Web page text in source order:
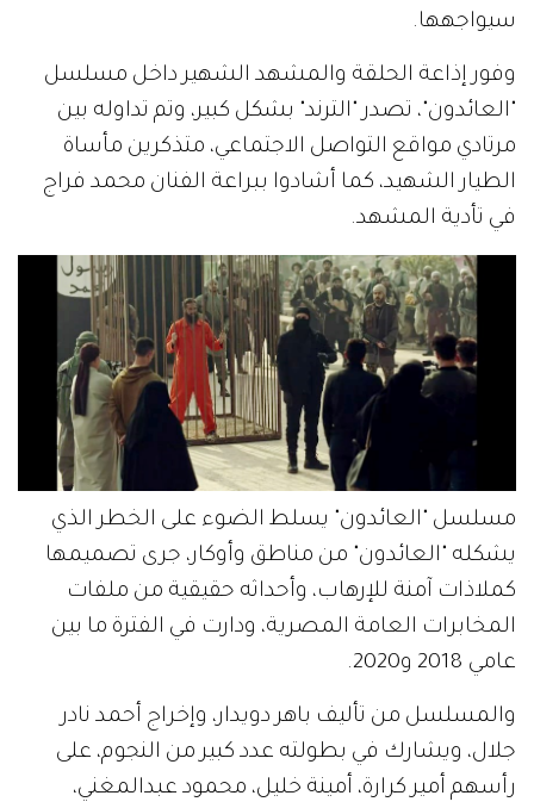
سيواجهها.
وفور إذاعة الحلقة والمشهد الشهير داخل مسلسل
"العائدون"، تصدر "الترند" بشكل كبير، وتم تداوله بين
مرتادي مواقع التواصل الاجتماعي، متذكرين مأساة
الطيار الشهيد، كما أشادوا ببراعة الفنان محمد فراج
في تأدية المشهد.
مسلسل "العائدون" يسلط الضوء على الخطر الذي
يشكله "العائدون" من مناطق وأوكار، جرى تصميمها
كملاذات آمنة للإرهاب، وأحداثه حقيقية من ملفات
المخابرات العامة المصرية، ودارت في الفترة ما بين
عامي 2018 و2020.
والمسلسل من تأليف باهر دويدار، وإخراج أحمد نادر
جلال، ويشارك في بطولته عدد كبير من النجوم، على
رأسهم أمير كرارة، أمينة خليل، محمود عبدالمغني،